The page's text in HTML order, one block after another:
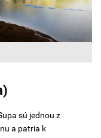
sú jednou z
a patria k